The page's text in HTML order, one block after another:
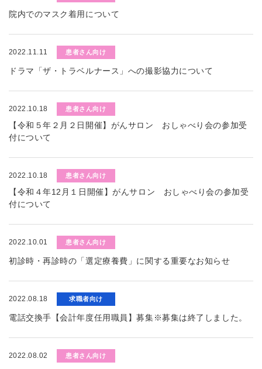
院内でのマスク着用について
2022.11.11 患者さん向け
ドラマ「ザ・トラベルナース」への撮影協力について
2022.10.18 患者さん向け
【令和５年２月２日開催】がんサロン おしゃべり会の参加受
付について
2022.10.18 患者さん向け
【令和４年12月１日開催】がんサロン おしゃべり会の参加受
付について
2022.10.01 患者さん向け
初診時・再診時の「選定療養費」に関する重要なお知らせ
2022.08.18 求職者向け
電話交換手【会計年度任用職員】募集※募集は終了しました。
2022.08.02 患者さん向け